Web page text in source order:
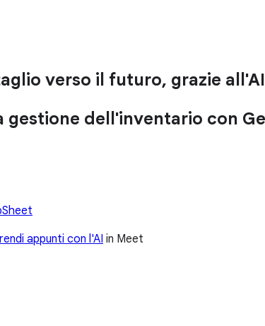
verso il futuro, grazie all'AI
gestione dell'inventario con
appunti con l'AI in Meet